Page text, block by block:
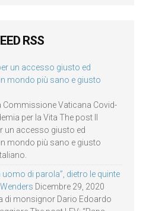
RSS
un accesso giusto ed
mondo più sano e giusto
Vaticana Covid-
per la Vita The post Il
un accesso giusto ed
mondo più sano e giusto
uomo di parola”, dietro le quinte
Dicembre 29, 2020
di monsignor Dario Edoardo